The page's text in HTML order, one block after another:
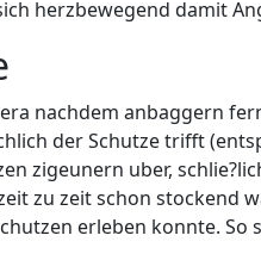
herzbewegend damit
nachdem anbaggern
der Schutze trifft
zigeunern uber,
zu zeit schon stockend
erleben konnte. So